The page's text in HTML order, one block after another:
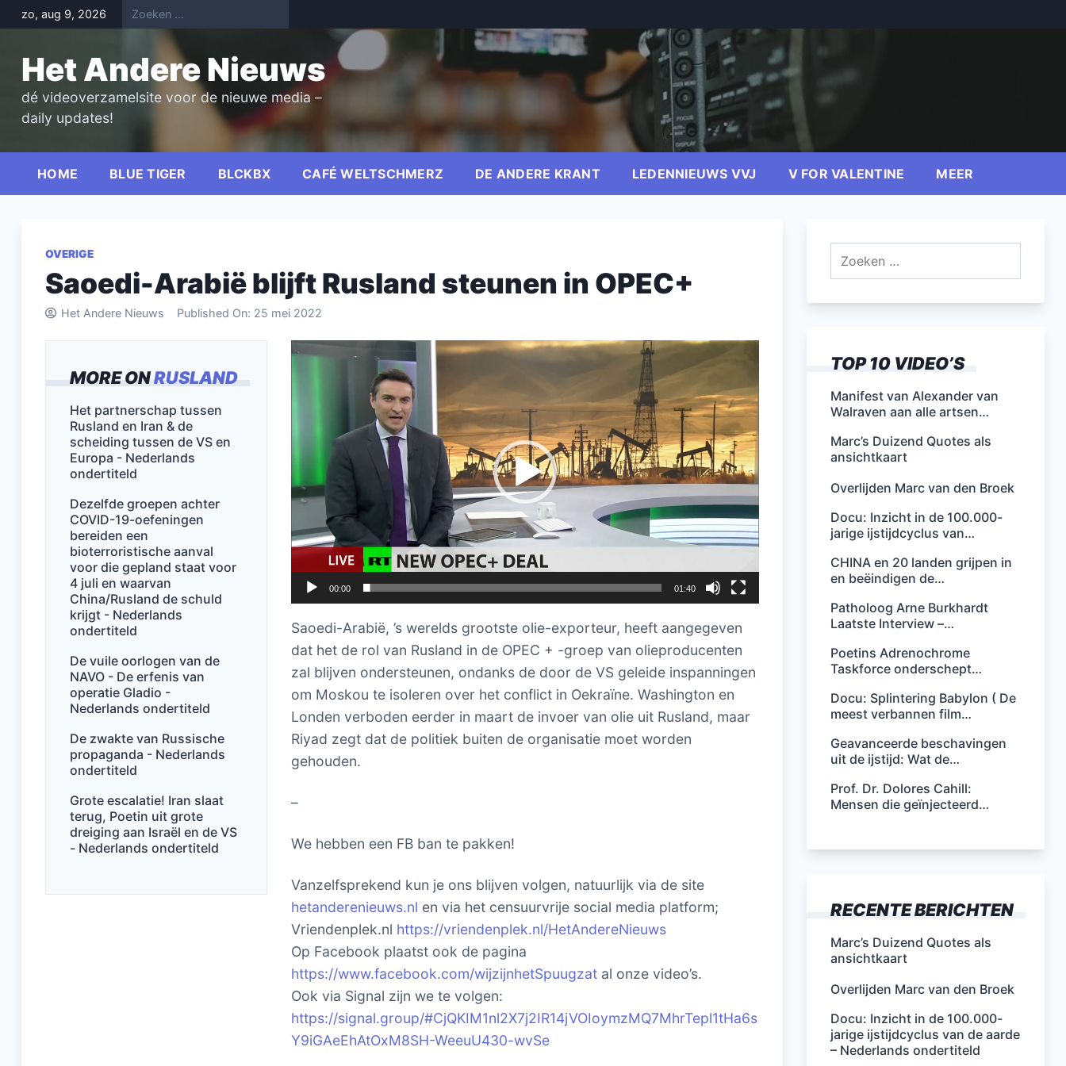
Skip
to
zo, aug 9, 2026
Het Andere Nieuws
dé videoverzamelsite voor de nieuwe media –
daily updates!
HOME BLUE TIGER BLCKBX CAFÉ WELTSCHMERZ DE ANDERE KRANT LEDENNIEUWS VVJ V FOR VALENTINE MEER
OVERIGE
Saoedi-Arabië blijft Rusland steunen in OPEC+
Het Andere Nieuws Published On: 25 mei 2022
MORE ONRUSLAND
Het partnerschap tussen
Rusland en Iran & de
scheiding tussen de VS en
Europa - Nederlands
ondertiteld
Dezelfde groepen achter
COVID-19-oefeningen
bereiden een
bioterroristische aanval
voor die gepland staat voor
4 juli en waarvan
China/Rusland de schuld
krijgt - Nederlands
ondertiteld
De vuile oorlogen van de
NAVO - De erfenis van
operatie Gladio -
Nederlands ondertiteld
De zwakte van Russische
propaganda - Nederlands
ondertiteld
Grote escalatie! Iran slaat
terug, Poetin uit grote
dreiging aan Israël en de VS
- Nederlands ondertiteld
Videospeler
00:00 01:40
Saoedi-Arabië, ’s werelds grootste olie-exporteur, heeft aangegeven
dat het de rol van Rusland in de OPEC + -groep van olieproducenten
zal blijven ondersteunen, ondanks de door de VS geleide inspanningen
om Moskou te isoleren over het conflict in Oekraïne. Washington en
Londen verboden eerder in maart de invoer van olie uit Rusland, maar
Riyad zegt dat de politiek buiten de organisatie moet worden
gehouden.
–
We hebben een FB ban te pakken!
Vanzelfsprekend kun je ons blijven volgen, natuurlijk via de site
hetanderenieuws.nl en via het censuurvrije social media platform;
Vriendenplek.nl https://vriendenplek.nl/HetAndereNieuws
Op Facebook plaatst ook de pagina
https://www.facebook.com/wijzijnhetSpuugzat al onze video’s.
Ook via Signal zijn we te volgen:
https://signal.group/#CjQKIM1nl2X7j2IR14jVOIoymzMQ7MhrTepl1tHa6s
Y9iGAeEhAtOxM8SH-WeeuU430-wvSe
TOP 10 VIDEO’S
Manifest van Alexander van
Walraven aan alle artsen…
Marc’s Duizend Quotes als
ansichtkaart
Overlijden Marc van den Broek
Docu: Inzicht in de 100.000-
jarige ijstijdcyclus van…
CHINA en 20 landen grijpen in
en beëindigen de…
Patholoog Arne Burkhardt
Laatste Interview –…
Poetins Adrenochrome
Taskforce onderschept…
Docu: Splintering Babylon ( De
meest verbannen film…
Geavanceerde beschavingen
uit de ijstijd: Wat de…
Prof. Dr. Dolores Cahill:
Mensen die geïnjecteerd…
RECENTE BERICHTEN
Marc’s Duizend Quotes als
ansichtkaart
Overlijden Marc van den Broek
Docu: Inzicht in de 100.000-
jarige ijstijdcyclus van de aarde
– Nederlands ondertiteld